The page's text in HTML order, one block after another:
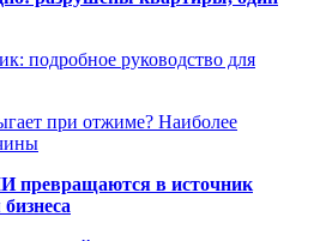
подробное руководство для
при отжиме? Наиболее
превращаются в источник